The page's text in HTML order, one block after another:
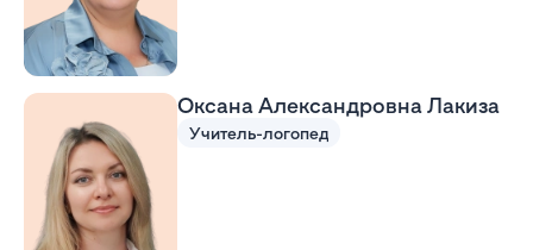
Оксана Александровна Лакиза
Учитель-логопед